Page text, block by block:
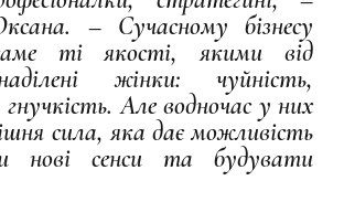
– Сучасному бізнесу
ті якості, якими від
жінки: чуйність,
Але водночас у них
сила, яка дає можливість
нові сенси та будувати